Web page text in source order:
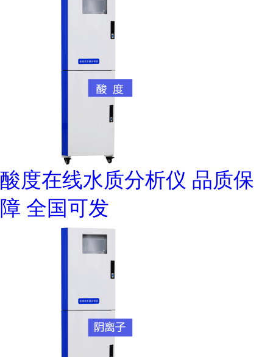
酸度在线水质分析仪 品质保
障 全国可发